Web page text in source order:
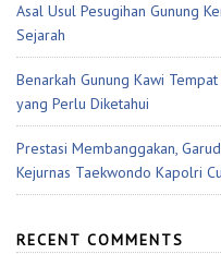
Asal Usul Pesugihan Gunung
Sejarah
Benarkah Gunung Kawi
yang Perlu Diketahui
Prestasi Membanggakan,
Kejurnas Taekwondo Kapolri
RECENT COMMENTS